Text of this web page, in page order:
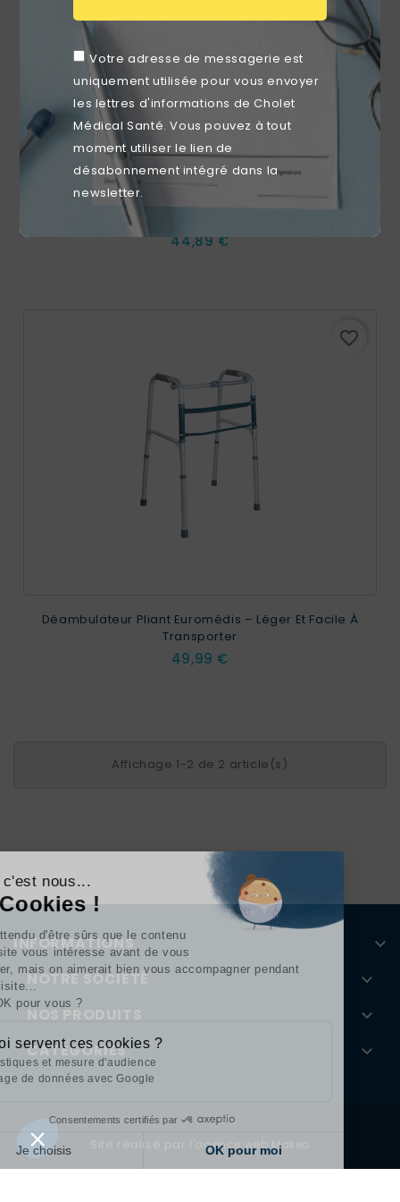
Votre adresse de messagerie est
uniquement utilisée pour vous envoyer
les lettres d'informations de Cholet
Médical Santé. Vous pouvez à tout
moment utiliser le lien de
désabonnement intégré dans la
newsletter.
Chaise De Douche Avec Découpe Anatomique
Prix
44,89 €
favorite_border
Déambulateur Pliant Euromédis – Léger Et Facile À
Transporter
Prix
49,99 €
Affichage 1-2 de 2 article(s)
INFORMATIONS 
NOTRE SOCIÉTÉ 
NOS PRODUITS 
CATÉGORIES 
Site réalisé par l'agence web Makeo
Salut c'est nous...
les Cookies !
On a attendu d'être sûrs que le contenu
de ce site vous intéresse avant de vous
déranger, mais on aimerait bien vous accompagner pendant
votre visite...
C'est OK pour vous ?
À quoi servent ces cookies ?
Statistiques et mesure d'audience
Partage de données avec Google
Consentements certifiés par
Je choisis
OK pour moi